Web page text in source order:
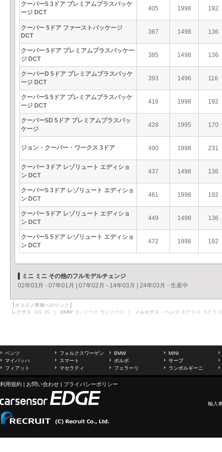
クーパーS 3ドア プレミアムプラスパッケ
ージ DCT
405 1998 192
クーパー 5ドア ファーストパッケージ
DCT
367 1498 136
クーパー 5ドア プレミアムプラスパッケー
ジ DCT
385 1498 136
クーパーD 5ドア プレミアムプラスパッケ
ージ DCT
393 1496 116
クーパーS 5ドア プレミアムプラスパッケ
ージ DCT
416 1998 192
クーパーSD 5ドア プレミアムプラスパッ
ケージ
428 1995 170
ジョン・クーパー・ワークス 3ドア 490 1998 231
クーパー 3ドア レゾリュート エディショ
ン DCT
437 1498 136
クーパーS 3ドア レゾリュート エディショ
ン DCT
461 1998 192
クーパー 5ドア レゾリュート エディショ
ン DCT
449 1498 136
クーパーS 5ドア レゾリュート エディショ
ン DCT
472 1998 192
ミニ ミニ その他のフルモデルチェンジ
02年03月 - 07年01月
07年02月 - 14年03月 24年03月 - 生産中
【オススメ車種へのリンク】
レクサス GS IS ｜ BMW 3シリーズ 5シリーズ ｜ メルセデス・ベンツ Eクラス Sクラス
ベンツ フォルクスワーゲン BMW
MINI
マイバッハ
スマート ボルボ
サーブ
フィアット
マセラティ フェラーリ ランボルギーニ
利用規約 | お問い合わせ | プライバシーポリシー
輸入